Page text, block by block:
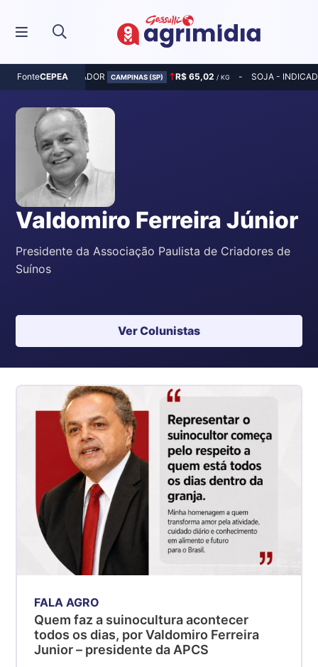
FonteCEPEA
MILHO - INDICADOR CAMPINAS (SP) R$ 65,02 / KG SOJA -
Valdomiro Ferreira Júnior
Presidente da Associação Paulista de Criadores de
Suínos
Ver Colunistas
FALA AGRO
Quem faz a suinocultura acontecer
todos os dias, por Valdomiro Ferreira
Junior – presidente da APCS